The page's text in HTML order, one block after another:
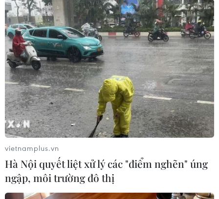
(TTXVN/Vietnam+)
vietnamplus.vn
Hà Nội quyết liệt xử lý các "điểm nghẽn" úng
ngập, môi trường đô thị